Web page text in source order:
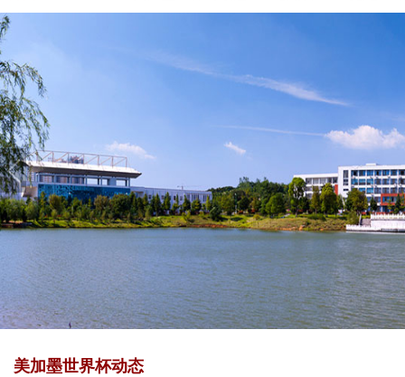
美加墨世界杯动态